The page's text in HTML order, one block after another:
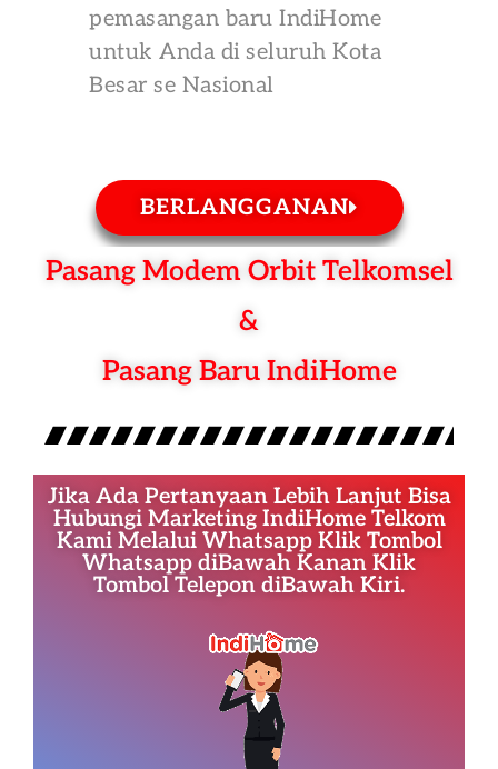
pemasangan baru IndiHome
untuk Anda di seluruh Kota
Besar se Nasional
BERLANGGANAN
Pasang Modem Orbit Telkomsel
&
Pasang Baru IndiHome
Jika Ada Pertanyaan Lebih Lanjut Bisa
Hubungi Marketing IndiHome Telkom
Kami Melalui Whatsapp Klik Tombol
Whatsapp diBawah Kanan Klik
Tombol Telepon diBawah Kiri.